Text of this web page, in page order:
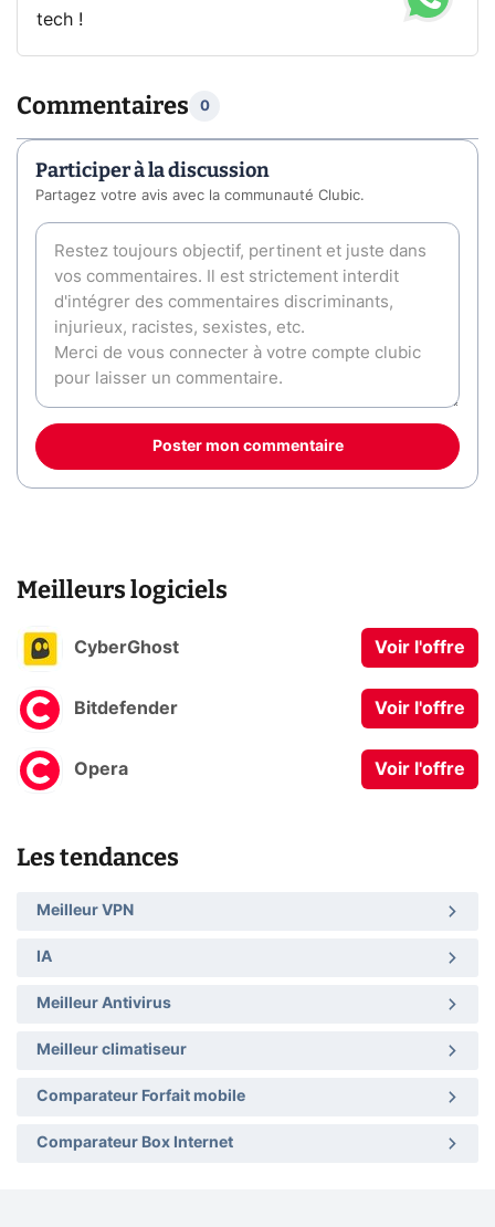
tech !
Commentaires 0
Participer à la discussion
Partagez votre avis avec la communauté Clubic.
Poster mon commentaire
Meilleurs logiciels
CyberGhost Voir l'offre
Bitdefender Voir l'offre
Opera Voir l'offre
Les tendances
Meilleur VPN
IA
Meilleur Antivirus
Meilleur climatiseur
Comparateur Forfait mobile
Comparateur Box Internet